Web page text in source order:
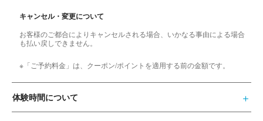
キャンセル・変更について
お客様のご都合によりキャンセルされる場合、いかなる事由による場合
も払い戻しできません。
※「ご予約料金」は、クーポン/ポイントを適用する前の金額です。
体験時間について